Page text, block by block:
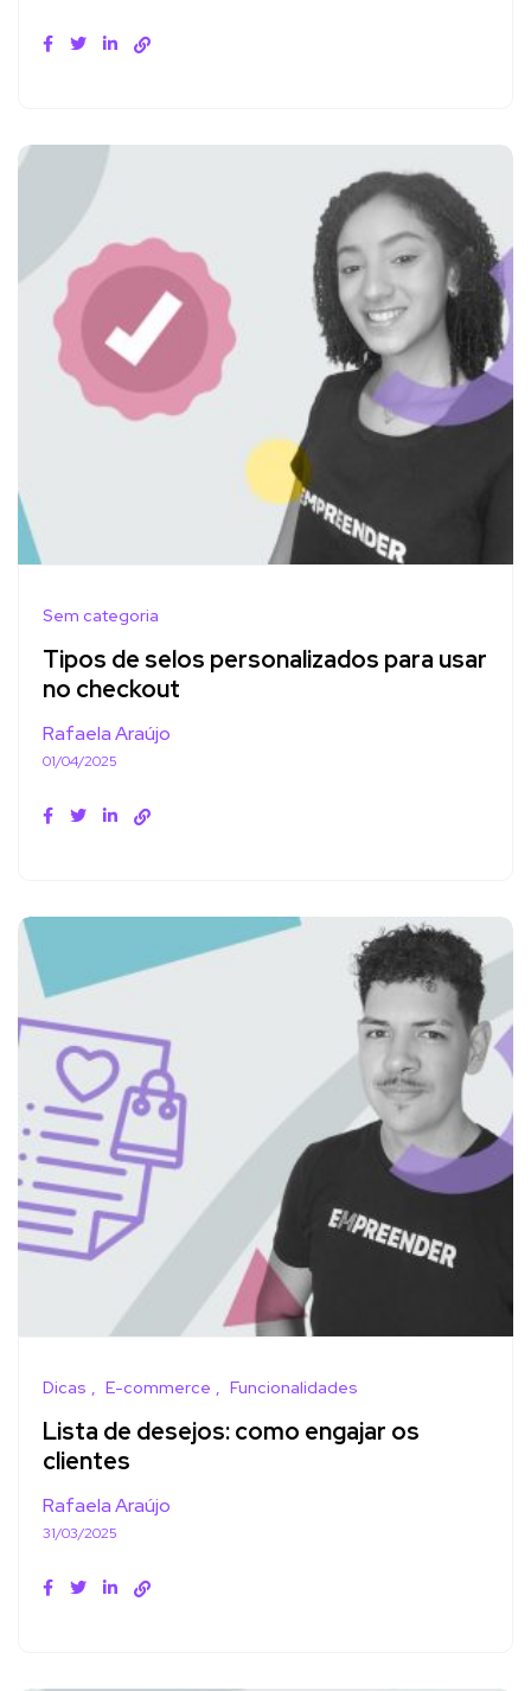
Sem categoria
Tipos de selos personalizados para usar
no checkout
Rafaela Araújo
01/04/2025
Dicas E-commerce Funcionalidades
Lista de desejos: como engajar os
clientes
Rafaela Araújo
31/03/2025